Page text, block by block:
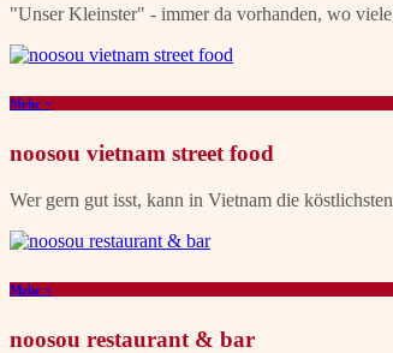
"Unser Kleinster" - immer da vorhanden, wo
Mehr +
noosou vietnam street food
Wer gern gut isst, kann in Vietnam die
Mehr +
noosou restaurant & bar